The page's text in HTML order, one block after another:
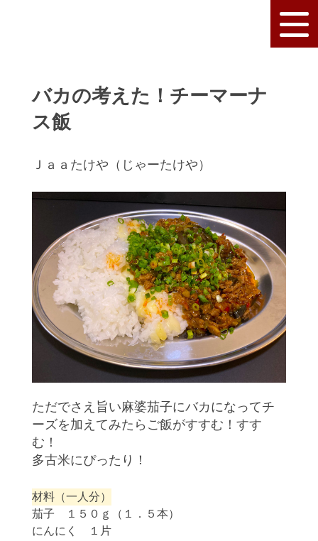
バカの考えた！チーマーナ
ス飯
Ｊａａたけや（じゃーたけや）
ただでさえ旨い麻婆茄子にバカになってチ
ーズを加えてみたらご飯がすすむ！すす
む！
多古米にぴったり！
材料（一人分）
茄子 １５０ｇ（１．５本）
にんにく １片